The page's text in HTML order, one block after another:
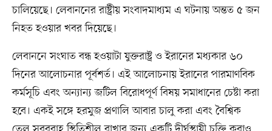
চালিয়েছে। লেবাননের রাষ্ট্রীয় সংবাদমাধ্যম এ ঘটনায় অন্তত ৫ জন
নিহত হওয়ার খবর দিয়েছে।
লেবাননে সংঘাত বন্ধ হওয়াটা যুক্তরাষ্ট্র ও ইরানের মধ্যকার ৬০
দিনের আলোচনার পূর্বশর্ত। এই আলোচনায় ইরানের পারমাণবিক
কর্মসূচি এবং অন্যান্য জটিল বিরোধপূর্ণ বিষয় সমাধানের চেষ্টা করা
হবে। একই সঙ্গে হরমুজ প্রণালি আবার চালু করা এবং বৈশ্বিক